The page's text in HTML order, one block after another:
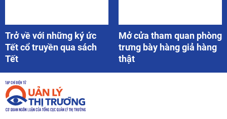
Trở về với những ký ức
Tết cổ truyền qua sách
Tết
Mở cửa tham quan phòng
trưng bày hàng giả hàng
thật